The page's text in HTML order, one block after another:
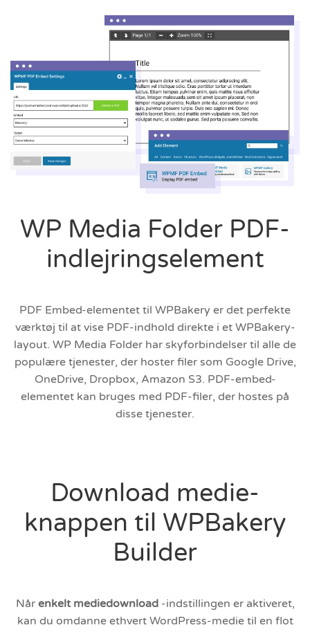
WP Media Folder PDF-
indlejringselement
PDF Embed-elementet til WPBakery er det perfekte
værktøj til at vise PDF-indhold direkte i et WPBakery-
layout. WP Media Folder har skyforbindelser til alle de
populære tjenester, der hoster filer som Google Drive,
OneDrive, Dropbox, Amazon S3. PDF-embed-
elementet kan bruges med PDF-filer, der hostes på
disse tjenester.
Download medie-
knappen til WPBakery
Builder
Når enkelt mediedownload-indstillingen er aktiveret,
kan du omdanne ethvert WordPress-medie til en flot